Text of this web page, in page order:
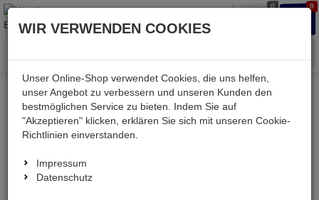
0 0
Menü
Mein Merkzettel
Sie haben zur Zeit keine Artikel auf dem
WIR VERWENDEN COOKIES
Unser Online-Shop verwendet Cookies, die uns helfen,
unser Angebot zu verbessern und unseren Kunden den
bestmöglichen Service zu bieten. Indem Sie auf
"Akzeptieren" klicken, erklären Sie sich mit unseren Cookie-
Richtlinien einverstanden.
Impressum
Datenschutz